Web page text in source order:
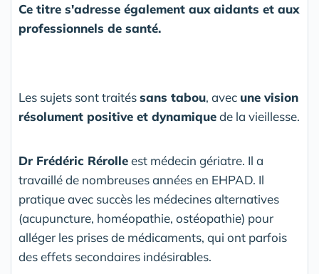
Ce titre s'adresse également aux aidants et aux
professionnels de santé.
Les sujets sont traitéssans tabou, avec une vision
résolument positive et dynamiquede la vieillesse.
Dr Frédéric Rérolleest médecin gériatre. Il a
travaillé de nombreuses années en EHPAD. Il
pratique avec succès les médecines alternatives
(acupuncture, homéopathie, ostéopathie) pour
alléger les prises de médicaments, qui ont parfois
des effets secondaires indésirables.